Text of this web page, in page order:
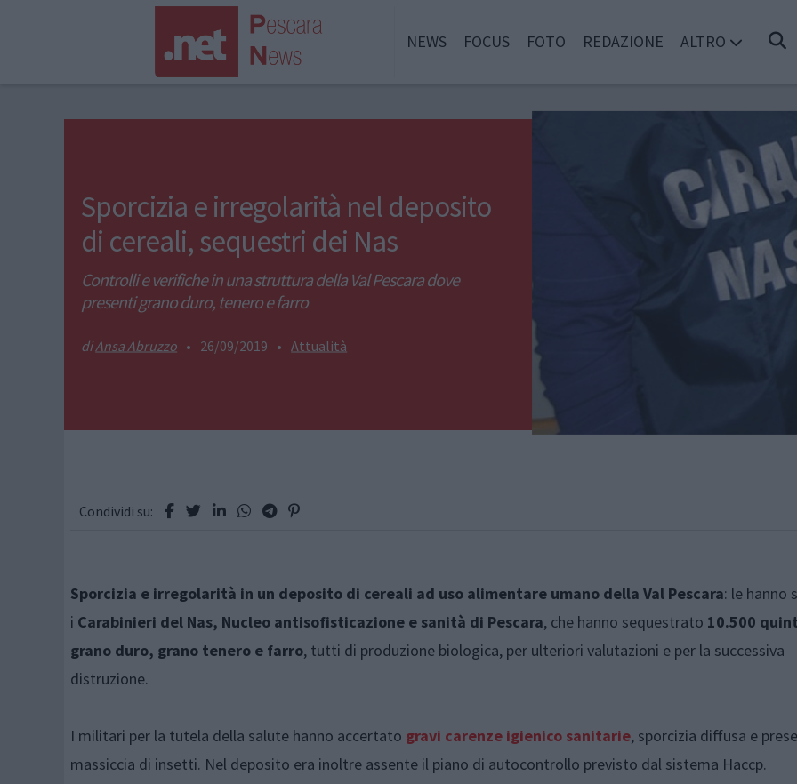
NEWS FOCUS FOTO REDAZIONE ALTRO
Sporcizia e irregolarità nel deposito
di cereali, sequestri dei Nas
Controlli e verifiche in una struttura della Val Pescara dove
presenti grano duro, tenero e farro
Ansa Abruzzo • 26/09/2019 • Attualità
Condividi su:
Sporcizia e irregolarità in un deposito di cereali ad uso alimentare umano della Val Pescara: le hanno
i Carabinieri del Nas, Nucleo antisofisticazione e sanità di Pescara, che hanno sequestrato 10.500
grano duro, grano tenero e farro, tutti di produzione biologica, per ulteriori valutazioni e per la successiva
distruzione.
I militari per la tutela della salute hanno accertato gravi carenze igienico sanitarie, sporcizia diffusa e
massiccia di insetti. Nel deposito era inoltre assente il piano di autocontrollo previsto dal sistema Haccp.